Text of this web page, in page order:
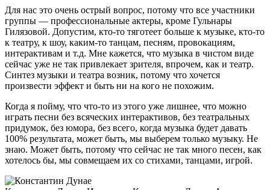
Для нас это очень острый вопрос, потому что все участники
группы — профессиональные актеры, кроме Гульнары
Гилязовой. Допустим, кто-то тяготеет больше к музыке, кто-то
к театру, к шоу, каким-то танцам, песням, провокациям,
интерактивам и т.д. Мне кажется, что музыка в чистом виде
сейчас уже не так привлекает зрителя, впрочем, как и театр.
Синтез музыки и театра возник, потому что хочется
произвести эффект и быть ни на кого не похожим.
Когда я пойму, что что-то из этого уже лишнее, что можно
играть песни без всяческих интерактивов, без театральных
придумок, без юмора, без всего, когда музыка будет давать
100% результата, может быть, мы выберем только музыку. Не
знаю. Может быть, потому что сейчас не так много песен, как
хотелось бы, мы совмещаем их со стихами, танцами, игрой.